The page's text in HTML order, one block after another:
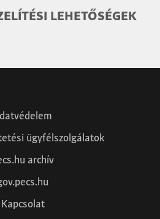
LEHETŐSÉGEK
ügyfélszolgálatok
archív
Kapcsolat